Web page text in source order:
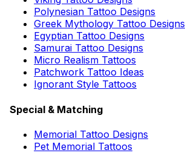
Polynesian Tattoo Designs
Greek Mythology Tattoo Designs
Egyptian Tattoo Designs
Samurai Tattoo Designs
Micro Realism Tattoos
Patchwork Tattoo Ideas
Ignorant Style Tattoos
Special & Matching
Memorial Tattoo Designs
Pet Memorial Tattoos